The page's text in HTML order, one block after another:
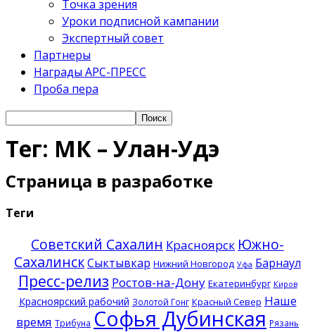
Точка зрения
Уроки подписной кампании
Экспертный совет
Партнеры
Награды АРС-ПРЕСС
Проба пера
Тег: МК – Улан-Удэ
Страница в разработке
Теги
Советский Сахалин Красноярск Южно-
СахалинскСыктывкар Нижний Новгород Уфа Барнаул
Пресс-релиз Ростов-на-Дону Екатеринбург Киров
Красноярский рабочий Золотой Гонг Красный Север Наше
время Трибуна Софья Дубинская Рязань